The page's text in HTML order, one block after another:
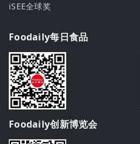
iSEE全球奖
Foodaily每日食品
Foodaily创新博览会